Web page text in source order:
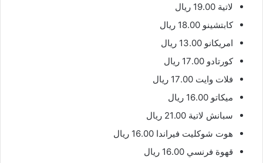
لاتية 19.00 ريال
كابتشينو 18.00 ريال
امريكانو 13.00 ريال
كورتادو 17.00 ريال
فلات وايت 17.00 ريال
ميكاتو 16.00 ريال
سبانش لاتية 21.00 ريال
هوت شوكليت فيراندا 16.00 ريال
قهوة فرنسي 16.00 ريال